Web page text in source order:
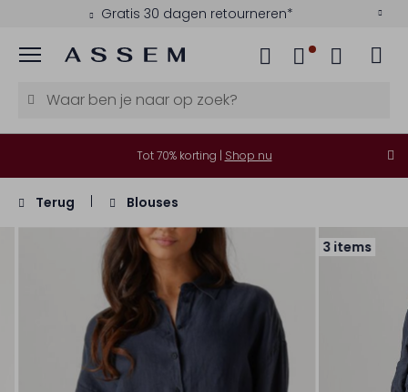
Gratis 30 dagen retourneren*
Menu
Tot 70% korting | Shop nu
Terug Blouses
3 items